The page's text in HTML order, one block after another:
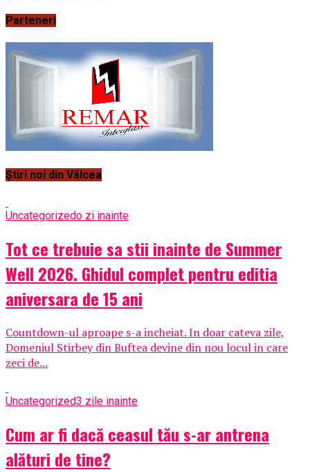
Parteneri
Știri noi din Vâlcea
Uncategorizedo zi inainte
Tot ce trebuie sa stii inainte de Summer
Well 2026. Ghidul complet pentru editia
aniversara de 15 ani
Countdown-ul aproape s-a incheiat. In doar cateva zile,
Domeniul Stirbey din Buftea devine din nou locul in care
zeci de...
Uncategorized3 zile inainte
Cum ar fi dacă ceasul tău s-ar antrena
alături de tine?